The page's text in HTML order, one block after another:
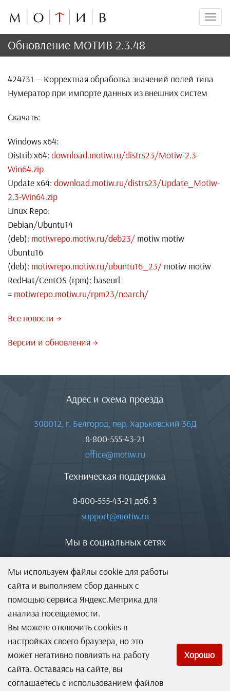
Мы используем файлы cookie для работы
сайта и выполняем сбор данных с
помощью сервиса Яндекс.Метрика для
анализа посещаемости.
Вы можете отключить cookies в
настройках своего браузера, но это
может негативно повлиять на работу
сайта. Оставаясь на сайте, вы
соглашаетесь с использованием файлов
Хорошо
Обновление МОТИВ 2.3.48
424731 — Корректная обработка значений полей типа
Нумератор при импорте данных из внешних систем
Скачать:
Windows x64:
Distrib x64: download.motiw.ru/distrs23/Motiw-2.3-
Win64.zip
Update x64: download.motiw.ru/distrs23/Update_Motiw-
2.3-Win64.zip
Linux Repo:
Debian/Ubuntu14
(deb): motiwrepo.motiw.ru/deb23/ motiw motiw
Ubuntu16
(deb): motiwrepo.motiw.ru/ubuntu16_23/ motiw motiw
RedHat/CentOS (rpm): baseurl
= motiwrepo.motiw.ru/rpm23/noarch/
Все новости →
Версии и обновления →
Адрес и схема проезда
308012, г. Белгород, пер. Харьковский 36Д
8-800-555-43-21
office@motiw.ru
Техническая поддержка
8-800-555-43-21 доб. 3
support@motiw.ru
Мы в социальных сетях